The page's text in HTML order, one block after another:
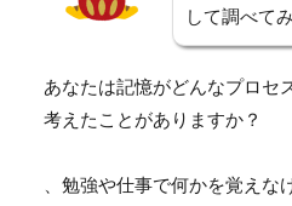
して調べて
あなたは記憶がどんなプロセ
考えたことがありますか？
、勉強や仕事で何かを覚え